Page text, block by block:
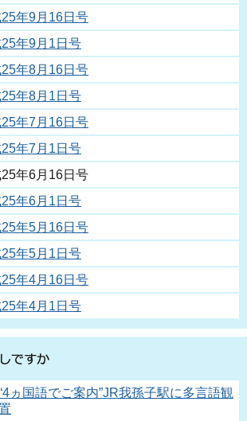
年9月16日号
年9月1日号
年8月16日号
年8月1日号
年7月16日号
年7月1日号
年6月16日号
年6月1日号
年5月16日号
年5月1日号
年4月16日号
年4月1日号
ヵ国語でご案内”JR我孫子駅に多言語観